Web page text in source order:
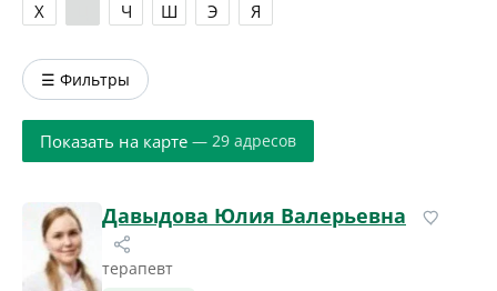
Х
Ч Ш Э Я
☰ Фильтры
Показать на карте — 29 адресов
Давыдова Юлия Валерьевна
терапевт